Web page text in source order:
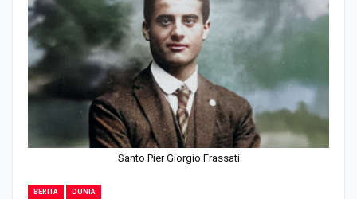
Santo Pier Giorgio Frassati
BERITA DUNIA